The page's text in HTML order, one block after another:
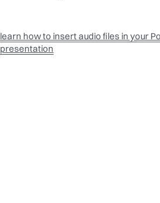
learn how to insert audio files in your
presentation